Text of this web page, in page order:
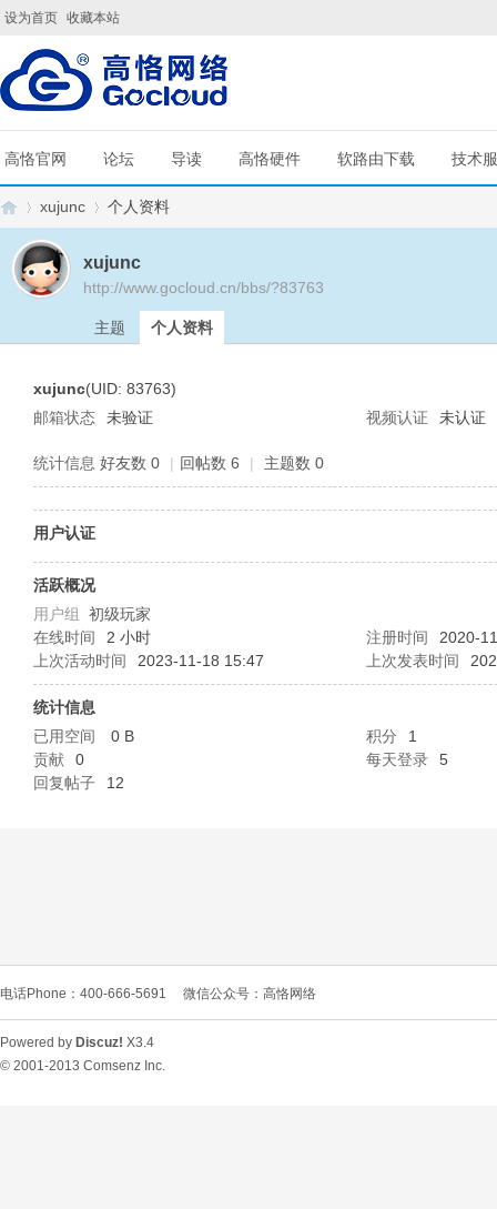
设为首页 收藏本站
高恪官网 论坛 导读 高恪硬件 软路由下载 技术
L
xujunc 个人资料
xujunc
http://www.gocloud.cn/bbs/?83763
主题 个人资料
xujunc(UID: 83763)
邮箱状态
未验证 视频认证 未认证
统计信息 好友数 0 | 回帖数 6 | 主题数 0
用户认证
活跃概况
用户组 初级玩家
在线时间
2 小时 注册时间
2020-
上次活动时间
2023-11-18 15:47 上次发表时间
统计信息
已用空间
0 B 积分
1
贡献
0 每天登录
5
回复帖子
12
电话Phone：400-666-5691 微信公众号：高恪网络
Powered by Discuz! X3.4
© 2001-2013 Comsenz Inc.